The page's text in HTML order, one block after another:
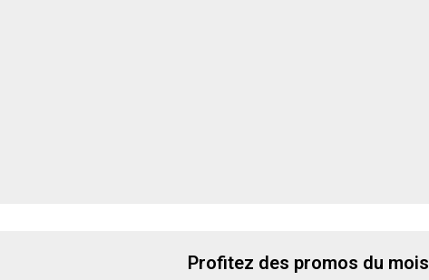
Profitez des promos du mois